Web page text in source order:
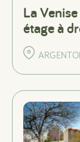
La
étage à